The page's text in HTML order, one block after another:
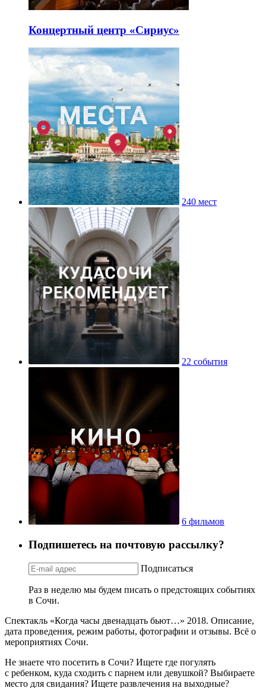
Концертный центр «Сириус»
240 мест
22 события
6 фильмов
Подпишетесь на почтовую рассылку?
Подписаться
Раз в неделю мы будем писать о предстоящих событиях
в Сочи.
Спектакль «Когда часы двенадцать бьют…» 2018. Описание,
дата проведения, режим работы, фотографии и отзывы. Всё о
мероприятиях Сочи.
Не знаете что посетить в Сочи? Ищете где погулять
с ребенком, куда сходить с парнем или девушкой? Выбираете
место для свидания? Ищете развлечения на выходные?